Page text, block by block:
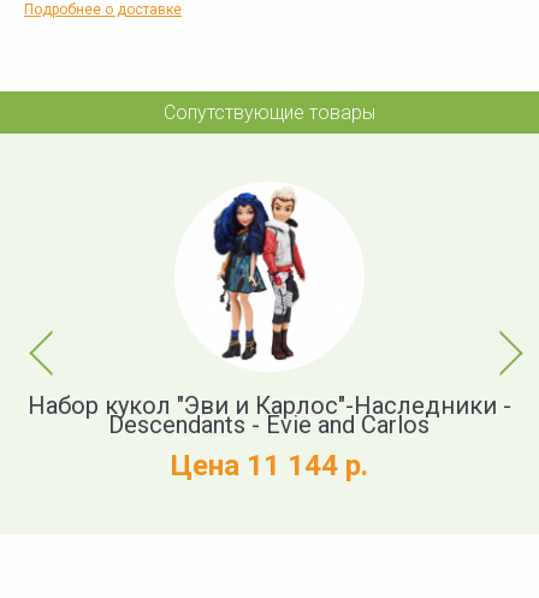
Подробнее о доставке
Сопутствующие товары
Previous
Набор кукол "Эви и Карлос"-Наследники -
Descendants - Evie and Carlos
Цена 11 144 р.
Next